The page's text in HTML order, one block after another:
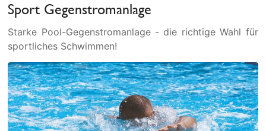
Sport Gegenstromanlage
Starke Pool-Gegenstromanlage - die richtige Wahl für
sportliches Schwimmen!